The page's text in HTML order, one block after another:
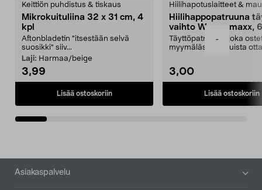
-
Keittiön puhdistus & tiskaus
Mikrokuituliina 32 x 31 cm, 4
kpl
Aftonbladetin "itsestään selvä
suosikki" siiv...
Laji: Harmaa/beige
3,99
Lisää ostoskoriin
Hiilihapotuslaitteet &
Hiilihappopatruuna
vaihto Wassermaxx,
Täyttöpatruuna, joka
myymälästä – muista
3,00
Lisää ostoskoriin
Alatunniste
Asiakaspalvelu